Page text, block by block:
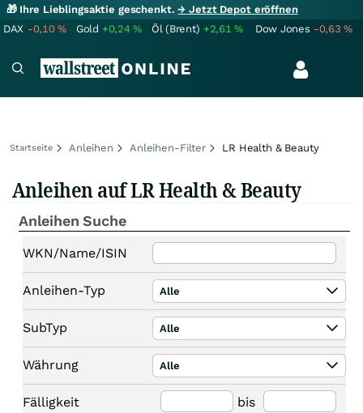
🎁 Ihre Lieblingsaktie geschenkt.→ Jetzt Depot eröffnen
DAX -0,10% Gold +0,24% Öl (Brent) +2,61% Dow Jones -0,63%
Startseite Anleihen Anleihen-Filter LR Health & Beauty
Anleihen auf LR Health & Beauty
Anleihen Suche
WKN/Name/ISIN
Anleihen-Typ Alle
SubTyp Alle
Währung Alle
Fälligkeit
bis